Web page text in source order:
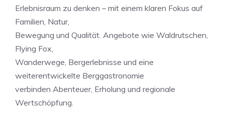
Erlebnisraum zu denken – mit einem klaren Fokus auf
Familien, Natur,
Bewegung und Qualität. Angebote wie Waldrutschen,
Flying Fox,
Wanderwege, Bergerlebnisse und eine
weiterentwickelte Berggastronomie
verbinden Abenteuer, Erholung und regionale
Wertschöpfung.